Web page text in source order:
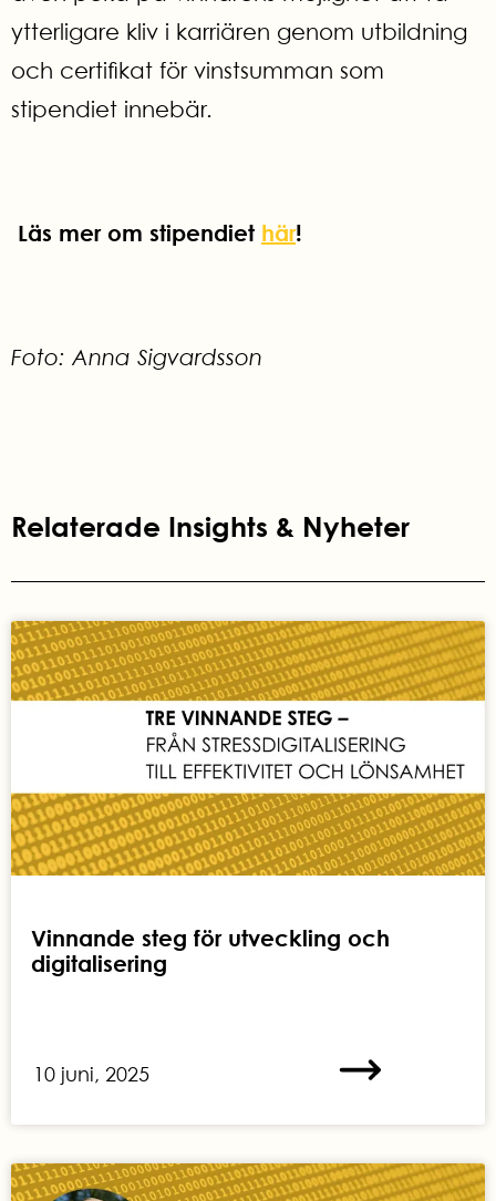
ytterligare kliv i karriären genom utbildning
och certifikat för vinstsumman som
stipendiet innebär.
Läs mer om stipendiet här!
Foto: Anna Sigvardsson
Relaterade Insights & Nyheter
Vinnande steg för utveckling och
digitalisering
10 juni, 2025